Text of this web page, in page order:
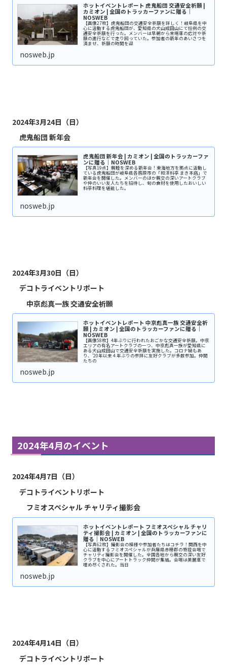
ホットイベントレポート 虎鬼船団 交通安全祈願 |
カミオン | 全国のトラッカーファンに贈る｜
NOSWEB
【画像27枚】虎鬼船団の交通安全祈願を詳しく！岐阜県を中
心に活動する虎鬼船団が、愛知県の犬山成田山にて恒例の交
通安全祈願を行った。メンバーは早朝から来場車の応対や祈
願の進行などで走り回っていた。参加者の新年のあいさつを
済ませ、祈願の時間を迎
nosweb.jp
2024年3月24日（日）
虎鬼船団 新年会
虎鬼船団 新年会 | カミオン | 全国のトラッカーファ
ンに贈る｜NOSWEB
【写真19点】親睦を深める新年会！東海地方を拠点に活動し
ている虎鬼船団が岐阜県各務原市の「和洋料亭 まき本店」で
新年会を開催した。メンバーのほか親交の深いアートクラブ
や仲のいい友人たちを招待し、旬の食材を使用したおいしい
料亭料理を堪能した。
nosweb.jp
2024年3月30日（日）
デコトライベントリポート
中京彪真一族 交通安全祈願
ホットイベントレポート 中京彪真一族 交通安全祈
願 | カミオン | 全国のトラッカーファンに贈る｜
NOSWEB
【画像58枚】4年ぶりに行われたおごかな交通安全祈願。中京
エリアの有名アートクラブの一つ、中京彪真一族が愛知県に
ある犬山成田山で交通安全祈願を実施した。コロナ禍もあ
り、’20年以来４年ぶりの参拝に友好クラブが多数参加。仲間
たちの
nosweb.jp
2024年4月のイベント
2024年4月7日（日）
デコトライベントリポート
フミオスペシャル チャリティ撮影会
ホットイベントレポート フミオスペシャル チャリ
ティ撮影会 | カミオン | 全国のトラッカーファンに
贈る｜NOSWEB
【写真62枚】撮影会の模様や参加者たちはコチラ！関西を中
心に活動するフミオスペシャルが兵庫県赤穂郡の特設会場で
チャリティ撮影会を開催した。全国各地から親交の深い友好
クラブを中心にアートトラック仲間が集結。会場は美麗車で
埋め尽くされた。当日
nosweb.jp
2024年4月14日（日）
デコトライベントリポート